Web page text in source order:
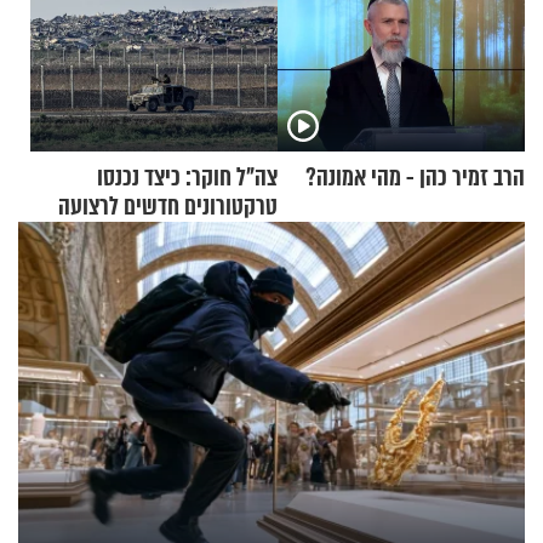
הרב זמיר כהן - מהי אמונה?
צה"ל חוקר: כיצד נכנסו
טרקטורונים חדשים לרצועה